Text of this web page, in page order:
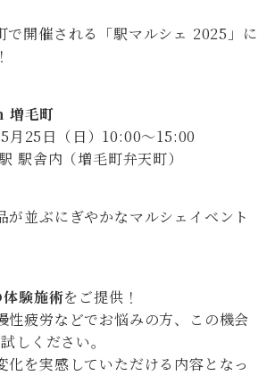
で開催される「駅マルシェ 2025」に
増毛町
月25日（日）10:00〜15:00
駅舎内（増毛町弁天町）
が並ぶにぎやかなマルシェイベント
験施術をご提供！
性疲労などでお悩みの方、この機会
しください。
化を実感していただける内容となっ